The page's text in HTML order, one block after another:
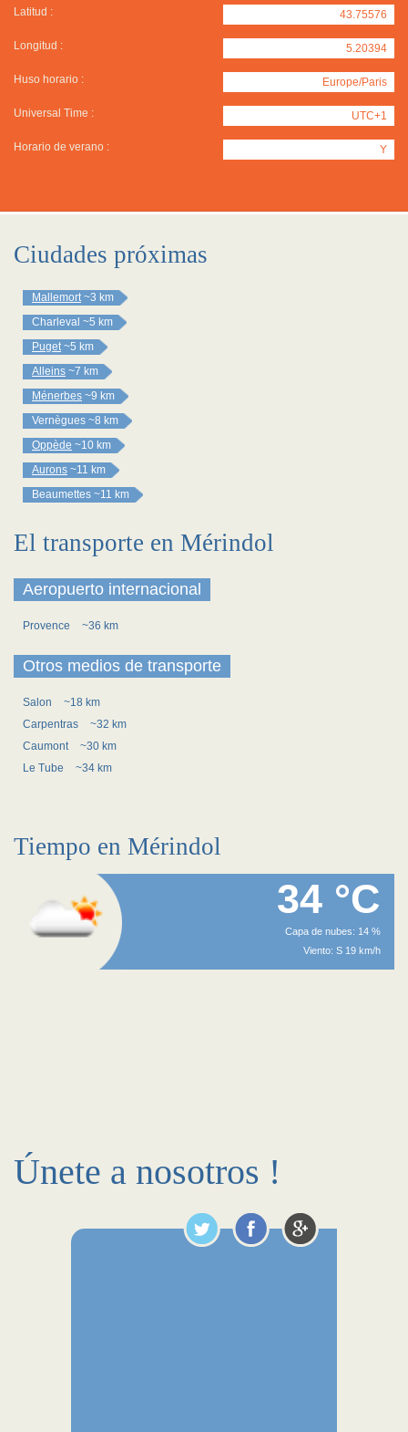
Latitud : 43.75576
Longitud : 5.20394
Huso horario : Europe/Paris
Universal Time : UTC+1
Horario de verano : Y
Ciudades próximas
Mallemort ~3 km
Charleval ~5 km
Puget ~5 km
Alleins ~7 km
Ménerbes ~9 km
Vernègues ~8 km
Oppède ~10 km
Aurons ~11 km
Beaumettes ~11 km
El transporte en Mérindol
Aeropuerto internacional
Provence ~36 km
Otros medios de transporte
Salon
~18 km
Carpentras
~32 km
Caumont
~30 km
Le Tube
~34 km
Tiempo en Mérindol
34 °C
Capa de nubes: 14 %
Viento: S 19 km/h
Únete a nosotros !